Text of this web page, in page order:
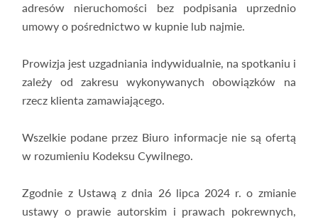
adresów nieruchomości bez podpisania uprzednio
umowy o pośrednictwo w kupnie lub najmie.
Prowizja jest uzgadniania indywidualnie, na spotkaniu i
zależy od zakresu wykonywanych obowiązków na
rzecz klienta zamawiającego.
Wszelkie podane przez Biuro informacje nie są ofertą
w rozumieniu Kodeksu Cywilnego.
Zgodnie z Ustawą z dnia 26 lipca 2024 r. o zmianie
ustawy o prawie autorskim i prawach pokrewnych,